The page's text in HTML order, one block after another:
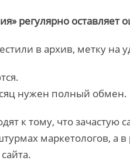
регулярно
в архив, метку на
нужен полный обмен.
к тому, что зачастую
маркетологов, а